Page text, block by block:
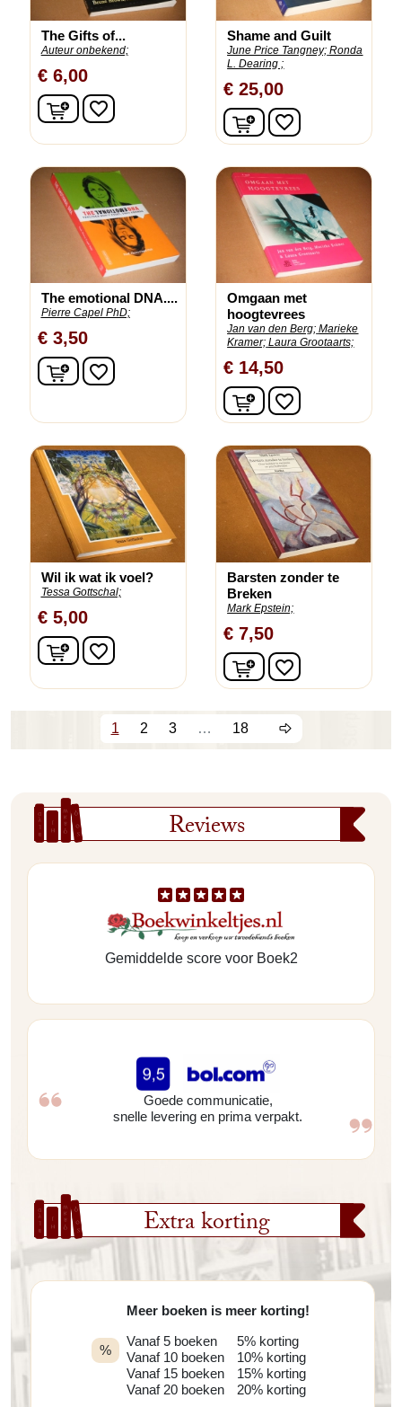
Reviews
Gemiddelde score voor Boek2
Goede communicatie,
snelle levering en prima verpakt.
Extra korting
%
Meer boeken is meer korting!
Vanaf 5 boeken
Vanaf 10 boeken
Vanaf 15 boeken
Vanaf 20 boeken
5% korting
10% korting
15% korting
20% korting
The Gifts of...
Auteur onbekend;
€ 6,00
In winkelwagen
favorite_border
Shame and Guilt
June Price Tangney; Ronda
L. Dearing ;
€ 25,00
In winkelwagen
favorite_border
The emotional DNA....
Pierre Capel PhD;
€ 3,50
In winkelwagen
favorite_border
Omgaan met
hoogtevrees
Jan van den Berg; Marieke
Kramer; Laura Grootaarts;
€ 14,50
In winkelwagen
favorite_border
Wil ik wat ik voel?
Tessa Gottschal;
€ 5,00
In winkelwagen
favorite_border
Barsten zonder te
Breken
Mark Epstein;
€ 7,50
In winkelwagen
favorite_border
1 2 3 … 18